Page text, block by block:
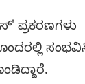
ಪ್ರಕರಣಗಳು